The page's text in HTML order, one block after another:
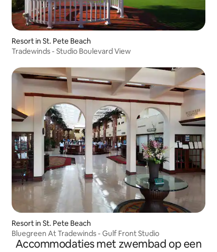
Resort in St. Pete Beach
Tradewinds - Studio Boulevard View
Resort in St. Pete Beach
Bluegreen At Tradewinds - Gulf Front Studio
Accommodaties met zwembad op een